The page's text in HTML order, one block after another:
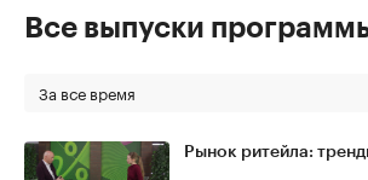
Все выпуски
За все время
Рынок ритейла: